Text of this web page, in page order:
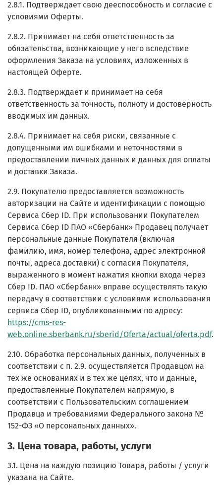
2.8.1. Подтверждает свою дееспособность и согласие с
условиями Оферты.
2.8.2. Принимает на себя ответственность за
обязательства, возникающие у него вследствие
оформления Заказа на условиях, изложенных в
настоящей Оферте.
2.8.3. Подтверждает и принимает на себя
ответственность за точность, полноту и достоверность
вводимых им данных.
2.8.4. Принимает на себя риски, связанные с
допущенными им ошибками и неточностями в
предоставлении личных данных и данных для оплаты
и доставки Заказа.
2.9. Покупателю предоставляется возможность
авторизации на Сайте и идентификации с помощью
Сервиса Сбер ID. При использовании Покупателем
Сервиса Сбер ID ПАО «Сбербанк» Продавец получает
персональные данные Покупателя (включая
фамилию, имя, номер телефона, адрес электронной
почты, адреса доставки) с согласия Покупателя,
выраженного в момент нажатия кнопки входа через
Сбер ID. ПАО «Сбербанк» вправе осуществлять такую
передачу в соответствии с условиями использования
сервиса Сбер ID, опубликованными по адресу:
https://cms-res-
web.online.sberbank.ru/sberid/Oferta/actual/oferta.pdf.
2.10. Обработка персональных данных, полученных в
соответствии с п. 2.9. осуществляется Продавцом на
тех же основаниях и в тех же целях, что и данные,
предоставленные Покупателем напрямую, в
соответствии с Пользовательским соглашением
Продавца и требованиями Федерального закона №
152-ФЗ «О персональных данных».
3. Цена товара, работы, услуги
3.1. Цена на каждую позицию Товара, работы / услуги
указана на Сайте.